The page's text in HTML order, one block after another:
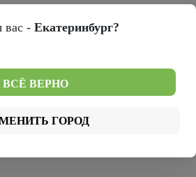
вас - Екатеринбург?
ВСЁ ВЕРНО
ГОРОД